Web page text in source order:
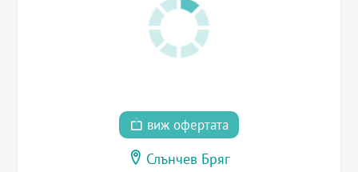
виж офертата
Слънчев Бряг